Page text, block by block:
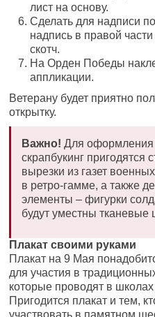
лист на основу.
Сделать для надписи
надпись в правой
скотч.
На Орден Победы
аппликации.
Ветерану будет приятно
открытку.
Важно! Для оформления
скрапбукинг пригодятся
вырезки из газет
в ретро-гамме, а также
элементы – фигурки
будут уместны тканевые
Плакат своими руками
Плакат на 9 Мая
для участия в
которые проводят в
Пригодится плакат и тем,
участвовать в памятном